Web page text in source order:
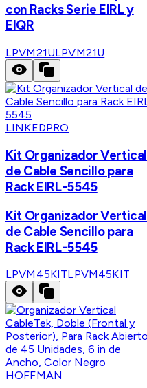
con Racks Serie EIRL y
EIQR
LPVM21ULPVM21U
LINKEDPRO
Kit Organizador Vertical
de Cable Sencillo para
Rack EIRL-5545
Kit Organizador Vertical
de Cable Sencillo para
Rack EIRL-5545
LPVM45KITLPVM45KIT
HOFFMAN